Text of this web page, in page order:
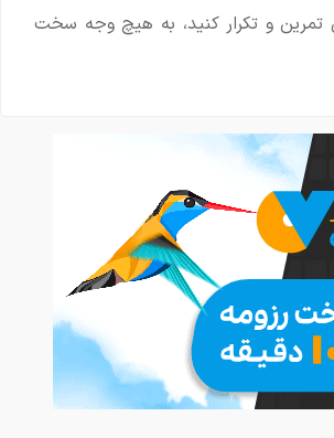
تمرین و تکرار کنید، به هیچ وجه سخت